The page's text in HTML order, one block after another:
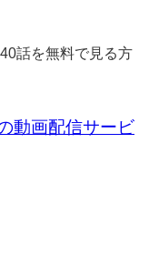
話を無料で見る方
動画配信サービ